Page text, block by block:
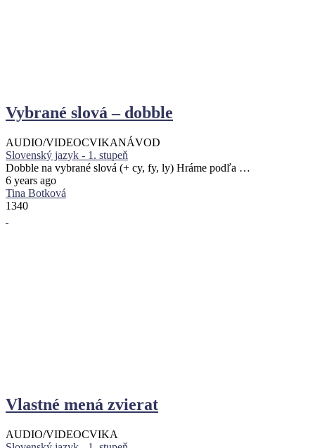
Vybrané slová – dobble
AUDIO/VIDEOCVIKANÁVOD
Slovenský jazyk - 1. stupeň
Dobble na vybrané slová (+ cy, fy, ly) Hráme podľa …
6 years ago
Tina Botková
1340
Vlastné mená zvierat
AUDIO/VIDEOCVIKA